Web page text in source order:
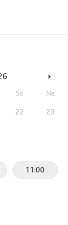
So Ne
22 23
11:00